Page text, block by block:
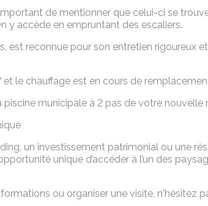
de mentionner que celui-ci se
y accède en empruntant des escaliers.
est reconnue pour son entretien rigoureux
et le chauffage est en cours de
municipale à 2 pas de votre nouvelle
un investissement patrimonial ou une
unique d’accéder à l’un des
ou organiser une visite, n'hésitez